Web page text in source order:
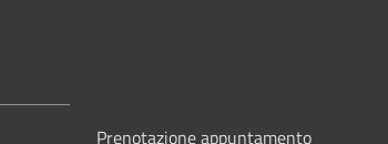
Prenotazione appuntamento